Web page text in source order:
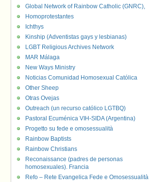
Global Network of Rainbow Catholic (GNRC),
Homoprotestantes
Ichthys
Kinship (Adventistas gays y lesbianas)
LGBT Religious Archives Network
MAR Málaga
New Ways Ministry
Noticias Comunidad Homosexual Católica
Other Sheep
Otras Ovejas
Outreach (un recurso católico LGTBQ)
Pastoral Ecuménica VIH-SIDA (Argentina)
Progetto su fede e omosessualità
Rainbow Baptists
Rainbow Christians
Reconaissance (padres de personas
homosexuales). Francia
Refo – Rete Evangelica Fede e Omosessualità